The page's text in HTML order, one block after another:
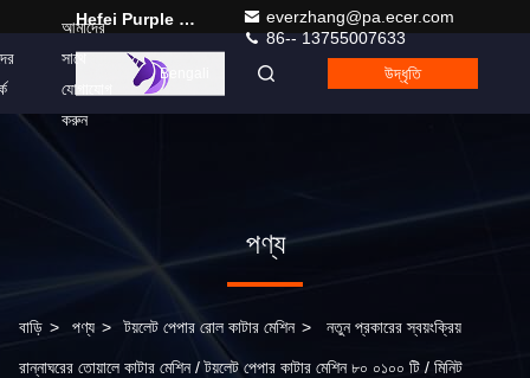
Hefei Purple Horn E-Commerce Co., Ltd.
everzhang@pa.ecer.com
86-- 13755007633
আমাদের
সাথে
যোগাযোগ
করুন
Bengali উদ্ধৃতি
পণ্য
বাড়ি > পণ্য > টয়লেট পেপার রোল কাটার মেশিন > নতুন প্রকারের স্বয়ংক্রিয়
রান্নাঘরের তোয়ালে কাটার মেশিন / টয়লেট পেপার কাটার মেশিন ৮০ ০১০০ টি / মিনিট